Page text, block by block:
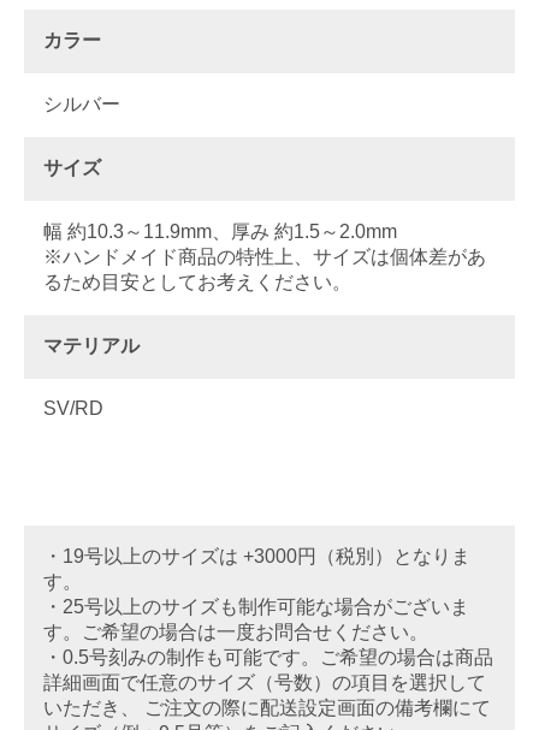
カラー
シルバー
サイズ
幅 約10.3～11.9mm、厚み 約1.5～2.0mm
※ハンドメイド商品の特性上、サイズは個体差があ
るため目安としてお考えください。
マテリアル
SV/RD
・19号以上のサイズは +3000円（税別）となりま
す。
・25号以上のサイズも制作可能な場合がございま
す。ご希望の場合は一度お問合せください。
・0.5号刻みの制作も可能です。ご希望の場合は商品
詳細画面で任意のサイズ（号数）の項目を選択して
いただき、 ご注文の際に配送設定画面の備考欄にて